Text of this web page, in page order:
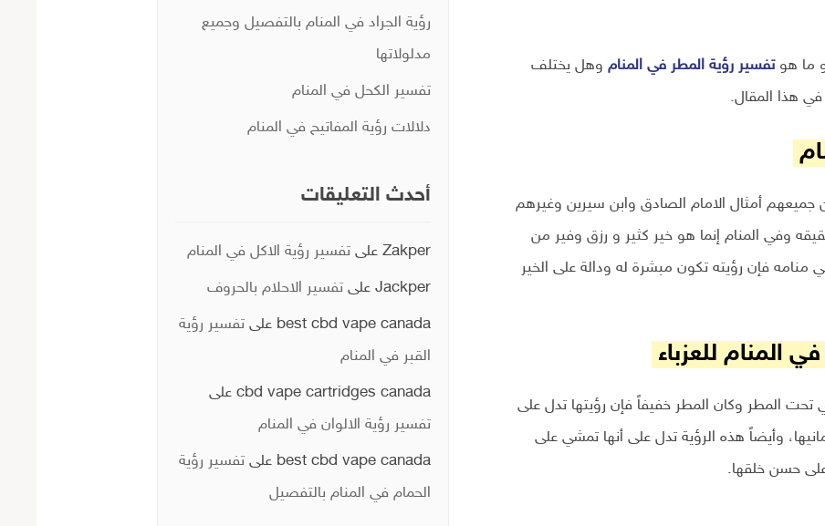
ما هوتفسير رؤية المطر في المناموهل يختلف
هذا المقال.
أمثال الامام الصادق وابن سيرين وغيرهم
وفي المنام إنما هو خير كثير و رزق وفير من
منامه فإن رؤيته تكون مبشرة له ودالة على الخير
المنام للعزباء
تحت المطر وكان المطر خفيفاً فإن رؤيتها تدل على
وأيضاً هذه الرؤية تدل على أنها تمشي على
حسن خلقها.
رؤية الجراد في المنام بالتفصيل وجميع
مدلولاتها
تفسير الكحل في المنام
دلالات رؤية المفاتيح في المنام
أحدث التعليقات
Zakperعلى تفسير رؤية الاكل في المنام
Jackperعلى تفسير الاحلام بالحروف
best cbd vape canada على تفسير رؤية
القبر في المنام
cbd vape cartridges canadaعلى
تفسير رؤية الالوان في المنام
best cbd vape canada على تفسير رؤية
الحمام في المنام بالتفصيل